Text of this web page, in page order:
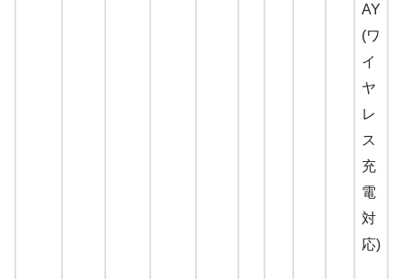
AY
(ワ
イ
ヤ
レ
ス
充
電
対
応)